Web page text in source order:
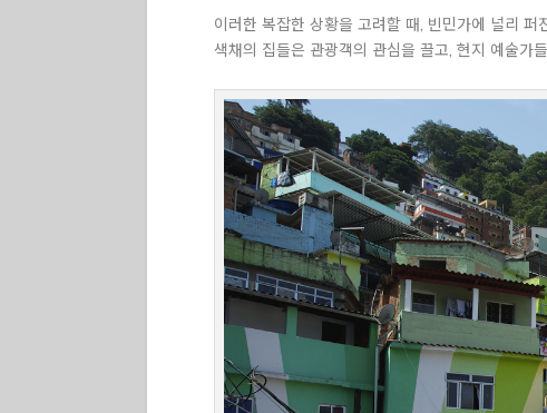
이러한 복잡한 상황을 고려할 때, 빈민가에 널리
색채의 집들은 관광객의 관심을 끌고, 현지 예술가